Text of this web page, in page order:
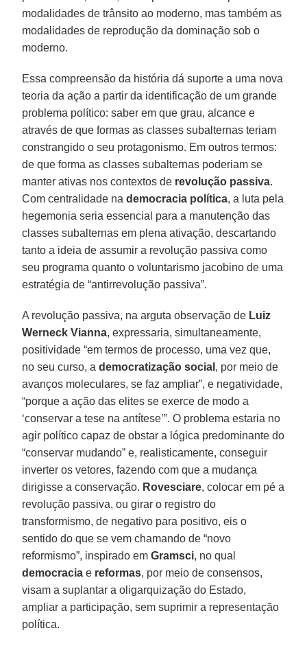
modalidades de trânsito ao moderno, mas também as
modalidades de reprodução da dominação sob o
moderno.
Essa compreensão da história dá suporte a uma nova
teoria da ação a partir da identificação de um grande
problema político: saber em que grau, alcance e
através de que formas as classes subalternas teriam
constrangido o seu protagonismo. Em outros termos:
de que forma as classes subalternas poderiam se
manter ativas nos contextos de revolução passiva.
Com centralidade nademocracia política, a luta pela
hegemonia seria essencial para a manutenção das
classes subalternas em plena ativação, descartando
tanto a ideia de assumir a revolução passiva como
seu programa quanto o voluntarismo jacobino de uma
estratégia de “antirrevolução passiva”.
A revolução passiva, na arguta observação de Luiz
Werneck Vianna, expressaria, simultaneamente,
positividade “em termos de processo, uma vez que,
no seu curso, ademocratização social , por meio de
avanços moleculares, se faz ampliar”, e negatividade,
“porque a ação das elites se exerce de modo a
‘conservar a tese na antítese’”. O problema estaria no
agir político capaz de obstar a lógica predominante do
“conservar mudando” e, realisticamente, conseguir
inverter os vetores, fazendo com que a mudança
dirigisse a conservação. Rovesciare, colocar em pé a
revolução passiva, ou girar o registro do
transformismo, de negativo para positivo, eis o
sentido do que se vem chamando de “novo
reformismo”, inspirado emGramsci, no qual
democraciae reformas, por meio de consensos,
visam a suplantar a oligarquização do Estado,
ampliar a participação, sem suprimir a representação
política.